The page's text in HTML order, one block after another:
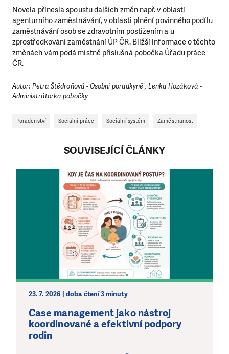
Novela přinesla spoustu dalších změn např. v oblasti
agenturního zaměstnávání, v oblasti plnění povinného podílu
zaměstnávání osob se zdravotním postižením a u
zprostředkování zaměstnání ÚP ČR. Bližší informace o těchto
změnách vám podá místně příslušná pobočka Úřadu práce
ČR.
Autor: Petra Štědroňová - Osobní poradkyně , Lenka Hozáková -
Administrátorka pobočky
Poradenství Sociální práce Sociální systém Zaměstnanost
SOUVISEJÍCÍ ČLÁNKY
23. 7. 2026 | doba čtení 3 minuty
Case management jako nástroj
koordinované a efektivní podpory
rodin